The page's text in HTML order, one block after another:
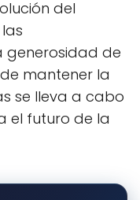
del
generosidad de
mantener la
se lleva a cabo
el futuro de la